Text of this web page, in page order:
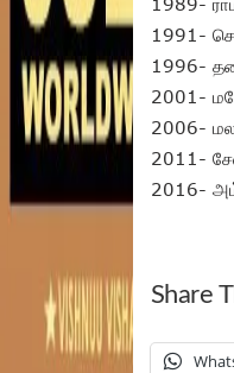
1991-
1996-
2001-
2006-
2011-
2016-
Share